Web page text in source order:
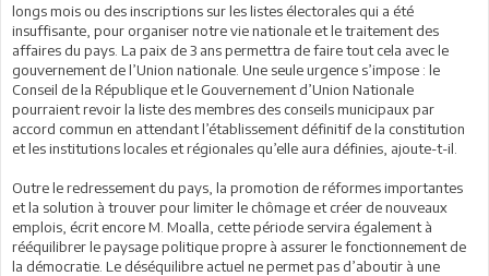
longs mois ou des inscriptions sur les listes électorales qui a été
insuffisante, pour organiser notre vie nationale et le traitement des
affaires du pays. La paix de 3 ans permettra de faire tout cela avec le
gouvernement de l’Union nationale. Une seule urgence s’impose : le
Conseil de la République et le Gouvernement d’Union Nationale
pourraient revoir la liste des membres des conseils municipaux par
accord commun en attendant l’établissement définitif de la constitution
et les institutions locales et régionales qu’elle aura définies, ajoute-t-il.
Outre le redressement du pays, la promotion de réformes importantes
et la solution à trouver pour limiter le chômage et créer de nouveaux
emplois, écrit encore M. Moalla, cette période servira également à
rééquilibrer le paysage politique propre à assurer le fonctionnement de
la démocratie. Le déséquilibre actuel ne permet pas d’aboutir à une